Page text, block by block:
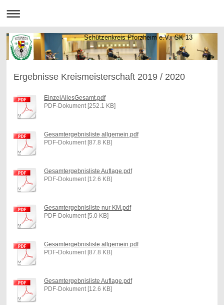
Schützenkreis Pforzheim e.V. SK 13
Ergebnisse Kreismeisterschaft 2019 / 2020
EinzelAllesGesamt.pdf
PDF-Dokument [252.1 KB]
Gesamtergebnisliste allgemein.pdf
PDF-Dokument [87.8 KB]
Gesamtergebnisliste Auflage.pdf
PDF-Dokument [12.6 KB]
Gesamtergebnisliste nur KM.pdf
PDF-Dokument [5.0 KB]
Gesamtergebnisliste allgemein.pdf
PDF-Dokument [87.8 KB]
Gesamtergebnisliste Auflage.pdf
PDF-Dokument [12.6 KB]